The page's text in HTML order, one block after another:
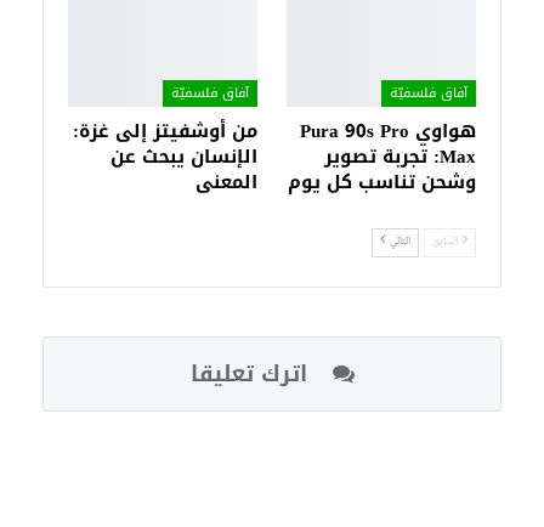
آفاق فلسفيّة‎
هواوي Pura 90s Pro
Max: تجربة تصوير
وشحن تناسب كل يوم
آفاق فلسفيّة‎
من أوشفيتز إلى غزة:
الإنسان يبحث عن
المعنى
السابق التالي
اترك تعليقا